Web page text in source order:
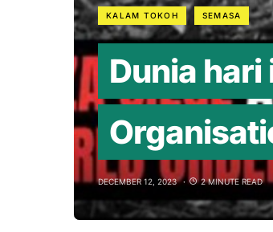
KALAM TOKOH SEMASA
Dunia
DECEMBER 12, 2023 2 MINUTE READ